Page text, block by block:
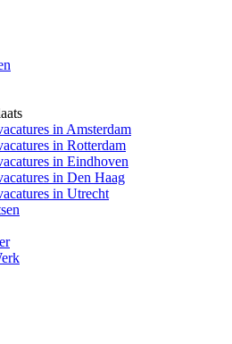
in Amsterdam
in Rotterdam
in Eindhoven
in Den Haag
in Utrecht